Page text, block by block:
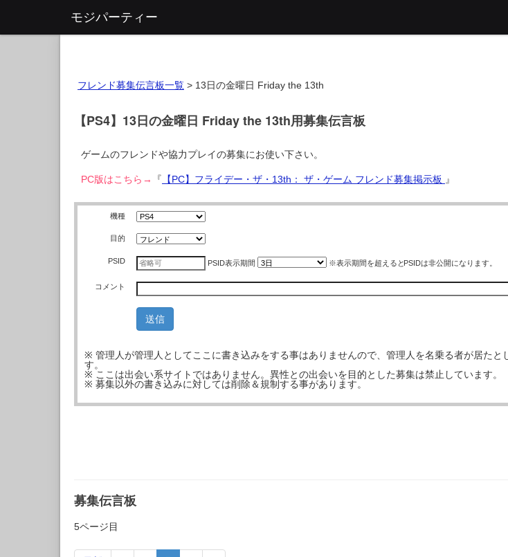
モジパーティー
フレンド募集伝言板一覧 > 13日の金曜日 Friday the 13th
【PS4】13日の金曜日 Friday the 13th用募集伝言板
ゲームのフレンドや協力プレイの募集にお使い下さい。
PC版はこちら→ 『 【PC】フライデー・ザ・13th： ザ・ゲーム フレンド募集掲示板 』
機種
目的
PSID PSID表示期間 ※表示期間を超えるとPSIDは非公開になります。
コメント
※ 管理人が管理人としてここに書き込みをする事はありませんので、管理人を名乗る者が居たと
す。
※ ここは出会い系サイトではありません。異性との出会いを目的とした募集は禁止しています。
※ 募集以外の書き込みに対しては削除＆規制する事があります。
募集伝言板
5ページ目